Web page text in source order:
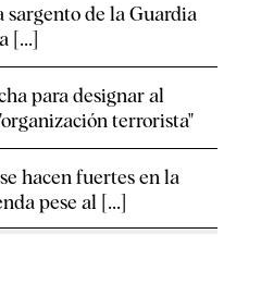
sargento de la Guardia
[...]
para designar al
terrorista"
hacen fuertes en la
pese al [...]